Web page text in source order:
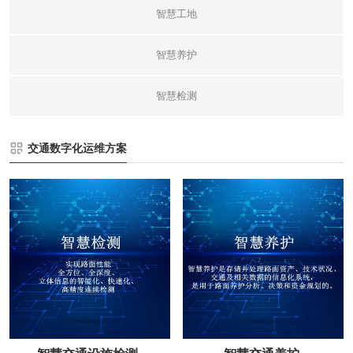
智慧工地
智慧养护
智慧检测
交通数字化运维方案